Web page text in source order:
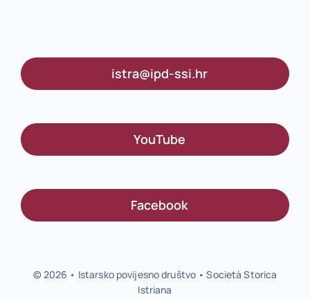
istra@ipd-ssi.hr
YouTube
Facebook
© 2026 • Istarsko povijesno društvo • Società Storica
Istriana